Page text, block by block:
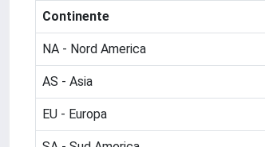
Continente
NA - Nord America
AS - Asia
EU - Europa